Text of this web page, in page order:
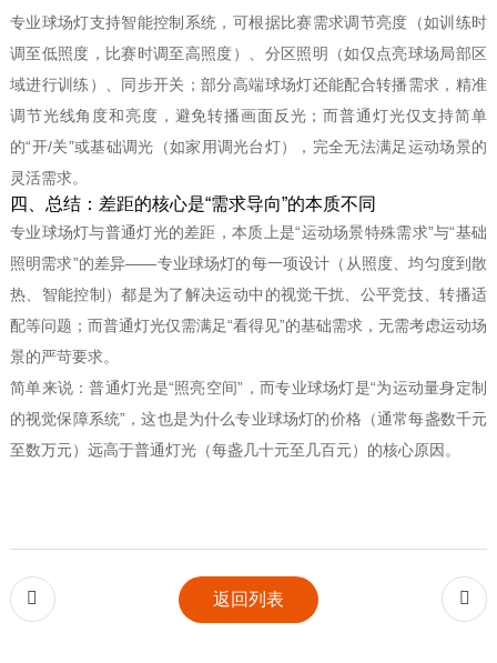
专业球场灯支持智能控制系统，可根据比赛需求调节亮度（如训练时
调至低照度，比赛时调至高照度）、分区照明（如仅点亮球场局部区
域进行训练）、同步开关；部分高端球场灯还能配合转播需求，精准
调节光线角度和亮度，避免转播画面反光；而普通灯光仅支持简单
的“开/关”或基础调光（如家用调光台灯），完全无法满足运动场景的
灵活需求。
四、总结：差距的核心是“需求导向”的本质不同
专业球场灯与普通灯光的差距，本质上是“运动场景特殊需求”与“基础
照明需求”的差异——专业球场灯的每一项设计（从照度、均匀度到散
热、智能控制）都是为了解决运动中的视觉干扰、公平竞技、转播适
配等问题；而普通灯光仅需满足“看得见”的基础需求，无需考虑运动场
景的严苛要求。
简单来说：普通灯光是“照亮空间”，而专业球场灯是“为运动量身定制
的视觉保障系统”，这也是为什么专业球场灯的价格（通常每盏数千元
至数万元）远高于普通灯光（每盏几十元至几百元）的核心原因。
 返回列表 